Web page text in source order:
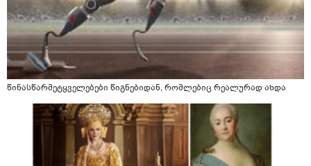
წინასწარმეტყველებები წიგნებიდან, რომლებიც რეალურად ახდა